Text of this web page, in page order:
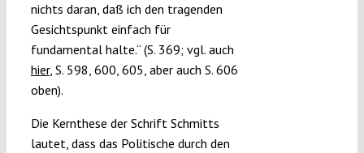
nichts daran, daß ich den tragenden
Gesichtspunkt einfach für
fundamental halte.“ (S. 369; vgl. auch
hier, S. 598, 600, 605, aber auch S. 606
oben).
Die Kernthese der Schrift Schmitts
lautet, dass das Politische durch den